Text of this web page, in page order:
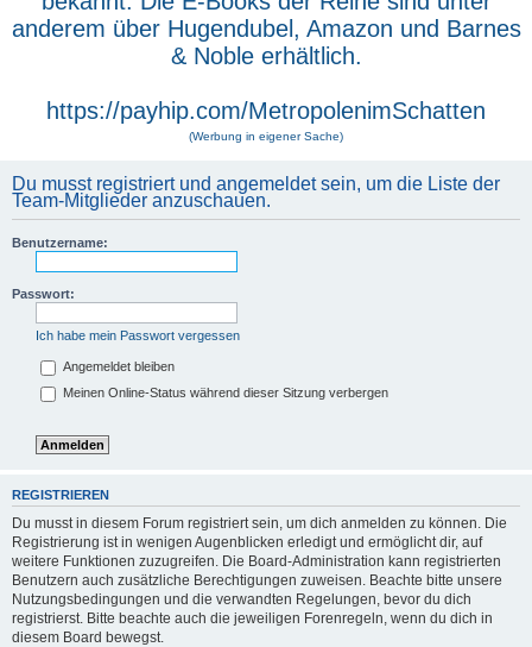
anderem über Hugendubel, Amazon und Barnes
& Noble erhältlich.
https://payhip.com/MetropolenimSchatten
(Werbung in eigener Sache)
Du musst registriert und angemeldet sein, um die Liste der
Team-Mitglieder anzuschauen.
Benutzername:
Passwort:
Ich habe mein Passwort vergessen
Angemeldet bleiben
Meinen Online-Status während dieser Sitzung verbergen
REGISTRIEREN
Du musst in diesem Forum registriert sein, um dich anmelden zu können. Die
Registrierung ist in wenigen Augenblicken erledigt und ermöglicht dir, auf
weitere Funktionen zuzugreifen. Die Board-Administration kann registrierten
Benutzern auch zusätzliche Berechtigungen zuweisen. Beachte bitte unsere
Nutzungsbedingungen und die verwandten Regelungen, bevor du dich
registrierst. Bitte beachte auch die jeweiligen Forenregeln, wenn du dich in
diesem Board bewegst.